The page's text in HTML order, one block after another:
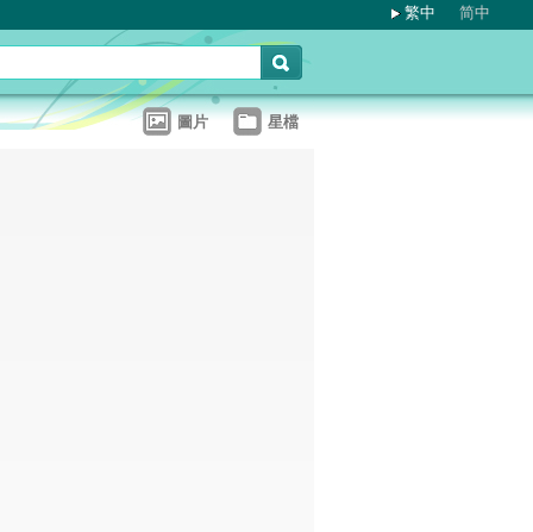
繁中 简中
圖片 星檔